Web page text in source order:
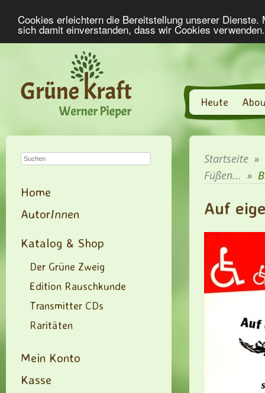
Cookies erleichtern die Bereitstellung unserer
sich damit einverstanden, dass wir Cookies
Heute
Home
AutorInnen
Katalog & Shop
Der Grüne Zweig
Edition Rauschkunde
Transmitter CDs
Raritäten
Mein Konto
Kasse
Startseite »
Füßen... »
Auf